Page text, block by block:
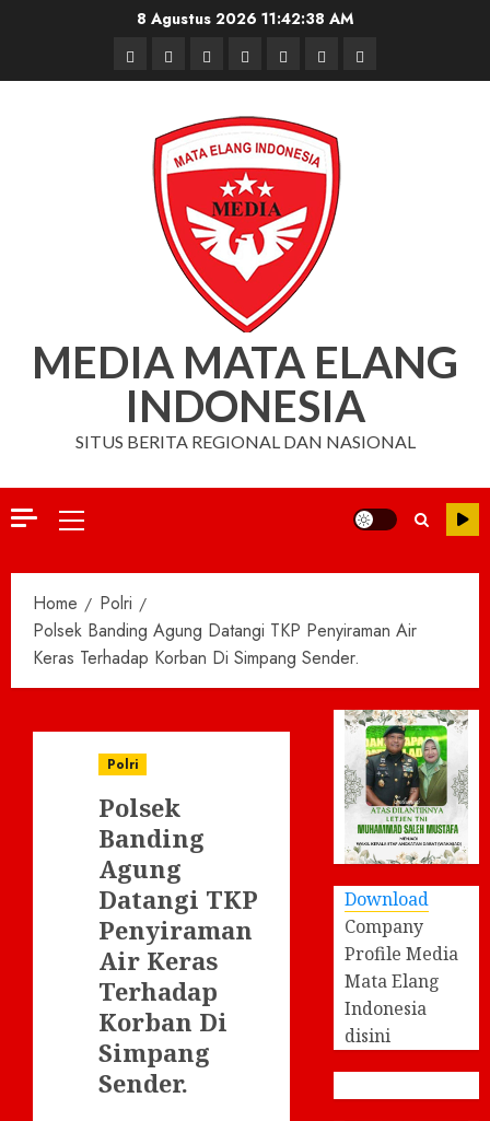
8 Agustus 2026 11:42:39 AM
BerandaNasionalDaerahHukum
dan
Kriminal
Pendidikan
Box
Redaksi
Iklan
MEDIA MATA ELANG
INDONESIA
SITUS BERITA REGIONAL DAN NASIONAL
Primary
Home
Polri
Polsek Banding Agung Datangi TKP Penyiraman Air
Keras Terhadap Korban Di Simpang Sender.
Polri
Polsek
Banding
Agung
Datangi TKP
Penyiraman
Air Keras
Terhadap
Korban Di
Simpang
Sender.
Download
Company
Profile Media
Mata Elang
Indonesia
disini